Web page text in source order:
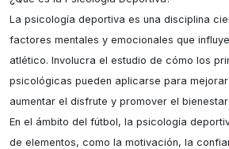
La psicología deportiva es una disciplina
factores mentales y emocionales que
atlético. Involucra el estudio de cómo los
psicológicas pueden aplicarse para
aumentar el disfrute y promover el
En el ámbito del fútbol, la psicología
de elementos, como la motivación, la